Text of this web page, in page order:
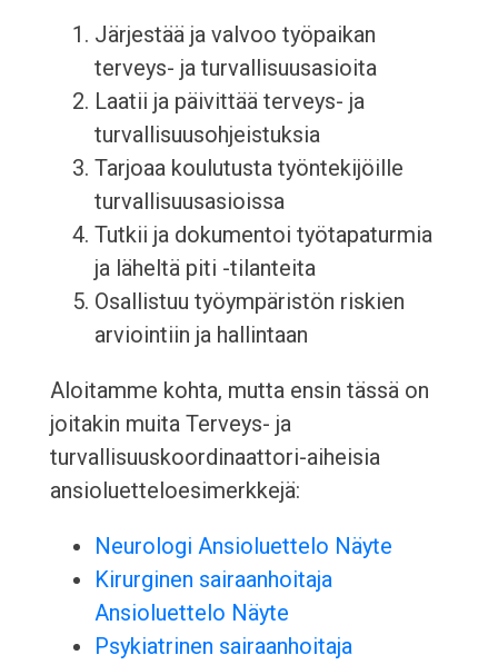
Järjestää ja valvoo työpaikan
terveys- ja turvallisuusasioita
Laatii ja päivittää terveys- ja
turvallisuusohjeistuksia
Tarjoaa koulutusta työntekijöille
turvallisuusasioissa
Tutkii ja dokumentoi työtapaturmia
ja läheltä piti -tilanteita
Osallistuu työympäristön riskien
arviointiin ja hallintaan
Aloitamme kohta, mutta ensin tässä on
joitakin muita Terveys- ja
turvallisuuskoordinaattori-aiheisia
ansioluetteloesimerkkejä:
Neurologi Ansioluettelo Näyte
Kirurginen sairaanhoitaja
Ansioluettelo Näyte
Psykiatrinen sairaanhoitaja